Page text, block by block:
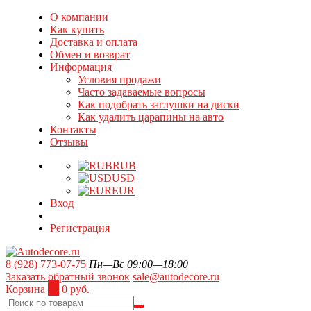
О компании
Как купить
Доставка и оплата
Обмен и возврат
Информация
Условия продажи
Часто задаваемые вопросы
Как подобрать заглушки на диски
Как удалить царапины на авто
Контакты
Отзывы
RUB
USD
EUR
Вход
Регистрация
8 (928) 773-07-75 Пн—Вс 09:00—18:00
Заказать обратный звонок sale@autodecore.ru
Корзина
0 руб.